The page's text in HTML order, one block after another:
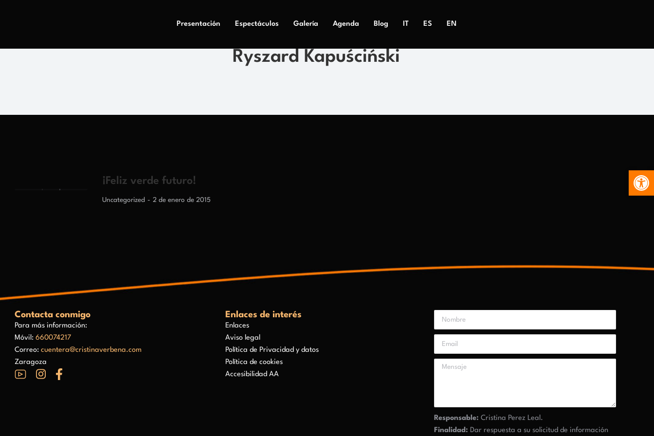
Presentación Espectáculos Galería Agenda Blog IT ES EN
Ryszard Kapuściński
¡Feliz verde futuro!
Uncategorized 2 de enero de 2015
Contacta conmigo
Para más información:
Móvil: 660074217
Correo: cuentera@cristinaverbena.com
Zaragoza
Enlaces de interés
Enlaces
Aviso legal
Política de Privacidad y datos
Política de cookies
Accesibilidad AA
Responsable: Cristina Perez Leal.
Finalidad: Dar respuesta a su solicitud de información